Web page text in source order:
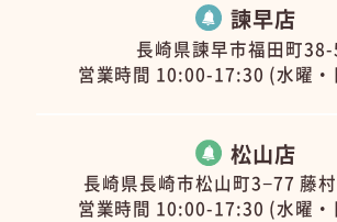
諫早店
長崎県諫早市福田町38-
営業時間 10:00-17:30 (水曜・
松山店
長崎県長崎市松山町3−77 藤
営業時間 10:00-17:30 (水曜・